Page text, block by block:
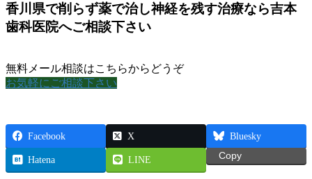
香川県で削らず薬で治し神経を残す治療なら吉本
歯科医院へご相談下さい
無料メール相談はこちらからどうぞ
お気軽にご相談下さい
Facebook X Bluesky
Hatena LINE Copy